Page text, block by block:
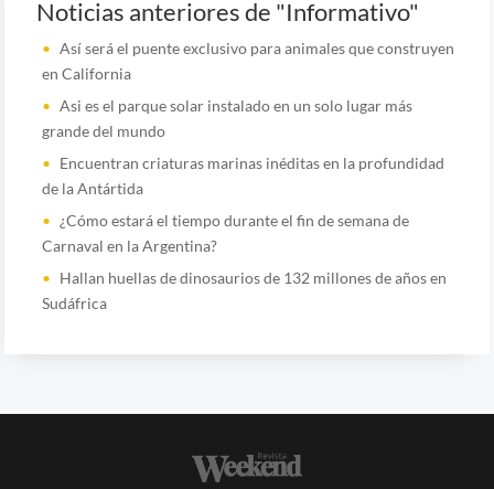
Noticias anteriores de "Informativo"
Así será el puente exclusivo para animales que construyen
en California
Asi es el parque solar instalado en un solo lugar más
grande del mundo
Encuentran criaturas marinas inéditas en la profundidad
de la Antártida
¿Cómo estará el tiempo durante el fin de semana de
Carnaval en la Argentina?
Hallan huellas de dinosaurios de 132 millones de años en
Sudáfrica